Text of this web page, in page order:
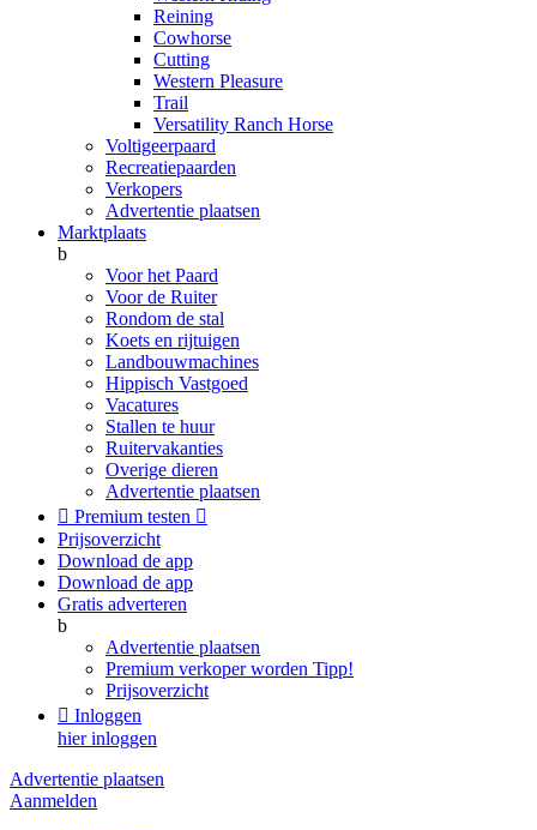
Reining
Cowhorse
Cutting
Western Pleasure
Trail
Versatility Ranch Horse
Voltigeerpaard
Recreatiepaarden
Verkopers
Advertentie plaatsen
Marktplaats
b
Voor het Paard
Voor de Ruiter
Rondom de stal
Koets en rijtuigen
Landbouwmachines
Hippisch Vastgoed
Vacatures
Stallen te huur
Ruitervakanties
Overige dieren
Advertentie plaatsen
 Premium testen 
Prijsoverzicht
Download de app
Download de app
Gratis adverteren
b
Advertentie plaatsen
Premium verkoper worden Tipp!
Prijsoverzicht
 Inloggen
hier inloggen
Advertentie plaatsen
Aanmelden